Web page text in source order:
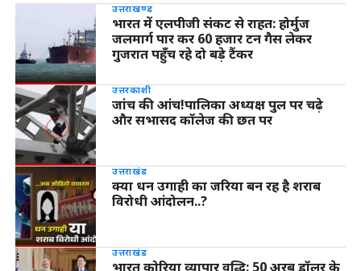
उत्तराखण्ड
भारत में एलपीजी संकट से राहत: होर्मुज
जलमार्ग पार कर 60 हजार टन गैस लेकर
गुजरात पहुँच रहे दो बड़े टैंकर
उत्तरकाशी
जांच की आंच!पालिका अध्यक्ष पुल पर चढ़े
और सभासद कॉलेज की छत पर
उत्तराखंड
क्या धन उगाही का जरिया बन रह है शराब
विरोधी आंदोलन..?
उत्तराखंड
भारत कोरिया व्यापार वृद्धि: 50 अरब डॉलर के